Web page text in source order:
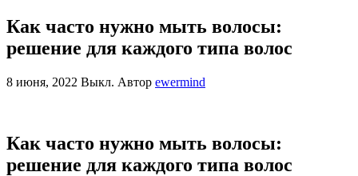
Как часто нужно мыть волосы:
решение для каждого типа волос
8 июня, 2022 Выкл. Автор ewermind
Как часто нужно мыть волосы:
решение для каждого типа волос